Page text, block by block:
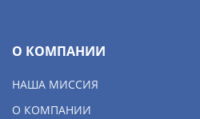
О КОМПАНИИ
НАША МИССИЯ
О КОМПАНИИ